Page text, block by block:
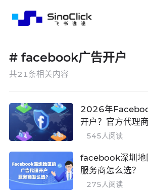
# facebook广告开户
共21条相关内容
2026年
开户？官方代理
流程详解
545人阅读
facebook深圳地
服务商怎么选？
275人阅读